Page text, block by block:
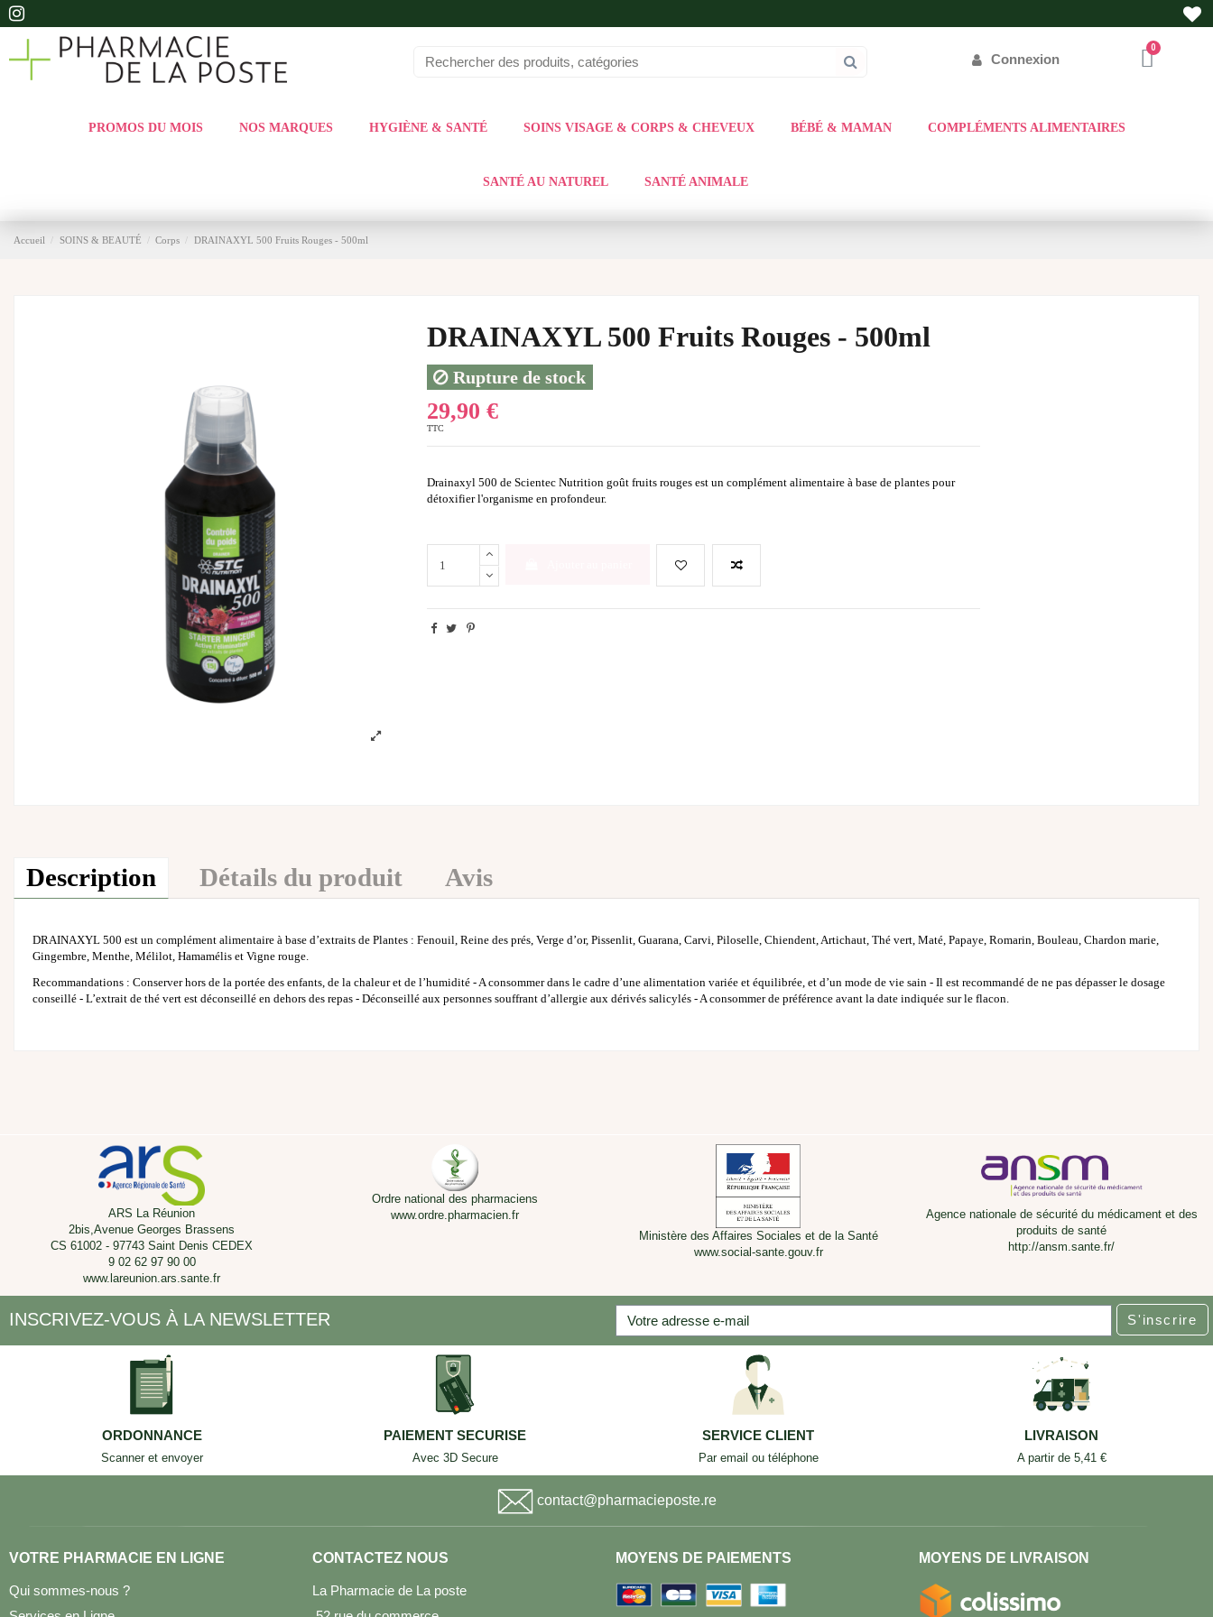
Connexion
PROMOS DU MOIS NOS MARQUES HYGIÈNE & SANTÉ SOINS VISAGE & CORPS & CHEVEUX BÉBÉ & MAMAN COMPLÉMENTS ALIMENTAIRES
SANTÉ AU NATUREL SANTÉ ANIMALE
Accueil SOINS & BEAUTÉ Corps DRAINAXYL 500 Fruits Rouges - 500ml
DRAINAXYL 500 Fruits Rouges - 500ml
Rupture de stock
29,90 €
TTC
Drainaxyl 500 de Scientec Nutrition goût fruits rouges est un complément alimentaire à base de plantes pour
détoxifier l'organisme en profondeur.
Description Détails du produit Avis
DRAINAXYL 500 est un complément alimentaire à base d’extraits de Plantes : Fenouil, Reine des prés, Verge d’or, Pissenlit, Guarana, Carvi, Piloselle, Chiendent, Artichaut, Thé vert, Maté, Papaye, Romarin, Bouleau, Chardon marie,
Gingembre, Menthe, Mélilot, Hamamélis et Vigne rouge.
Recommandations : Conserver hors de la portée des enfants, de la chaleur et de l’humidité - A consommer dans le cadre d’une alimentation variée et équilibrée, et d’un mode de vie sain - Il est recommandé de ne pas dépasser le dosage
conseillé - L’extrait de thé vert est déconseillé en dehors des repas - Déconseillé aux personnes souffrant d’allergie aux dérivés salicylés - A consommer de préférence avant la date indiquée sur le flacon.
ARS La Réunion
2bis,Avenue Georges Brassens
CS 61002 - 97743 Saint Denis CEDEX
9 02 62 97 90 00
www.lareunion.ars.sante.fr
Ordre national des pharmaciens
www.ordre.pharmacien.fr
Ministère des Affaires Sociales et de la Santé
www.social-sante.gouv.fr
Agence nationale de sécurité du médicament et des
produits de santé
http://ansm.sante.fr/
INSCRIVEZ-VOUS À LA NEWSLETTER S'inscrire
ORDONNANCE
Scanner et envoyer
PAIEMENT SECURISE
Avec 3D Secure
SERVICE CLIENT
Par email ou téléphone
LIVRAISON
A partir de 5,41 €
contact@pharmacieposte.re
VOTRE PHARMACIE EN LIGNE
Qui sommes-nous ?
CONTACTEZ NOUS
La Pharmacie de La poste
MOYENS DE PAIEMENTS MOYENS DE LIVRAISON